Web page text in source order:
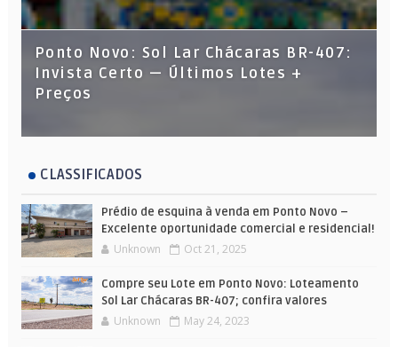
Ponto Novo: Sol Lar Chácaras BR-407:
Invista Certo — Últimos Lotes +
Preços
CLASSIFICADOS
Prédio de esquina à venda em Ponto Novo –
Excelente oportunidade comercial e residencial!
Unknown Oct 21, 2025
Compre seu Lote em Ponto Novo: Loteamento
Sol Lar Chácaras BR-407; confira valores
Unknown May 24, 2023